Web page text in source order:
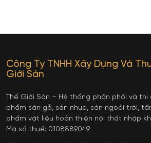
Công Ty TNHH Xây Dựng Và
Giới Sàn
Thế Giới Sàn – Hệ thống phân phối và
phẩm sàn gỗ, sàn nhựa, sàn ngoài trời,
phẩm vật liệu hoàn thiện nội thất nhập
Mã số thuế: 0108889049